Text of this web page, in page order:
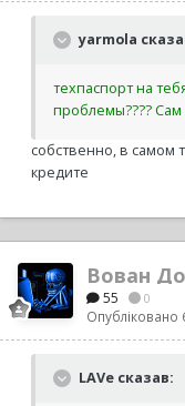
yarmola
техпаспорт на
проблемы????
собственно, в самом
кредите
Вован
55 0
Опубліковано
LAVe сказав: